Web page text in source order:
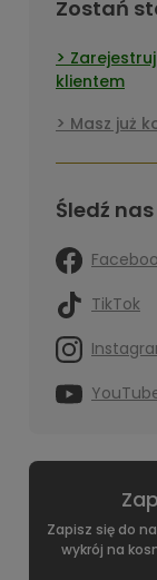
Zostań
klientem
Masz już
Śledź
TikTok
Zapisz się do
wykrój na